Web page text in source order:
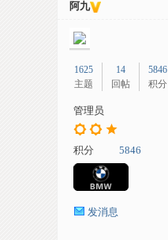
阿九
1625
主题
14
回帖
5846
积分
管理员
积分 5846
发消息